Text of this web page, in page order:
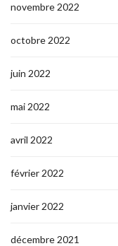
novembre 2022
octobre 2022
juin 2022
mai 2022
avril 2022
février 2022
janvier 2022
décembre 2021